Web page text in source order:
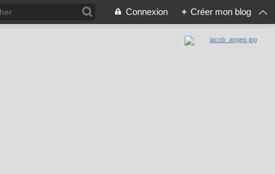
Connexion + Créer mon blog